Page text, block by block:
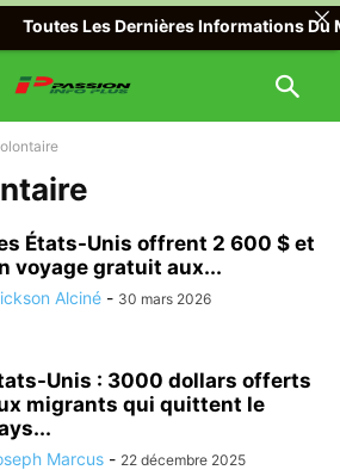
États-Unis offrent 2 600 $ et
voyage gratuit aux...
Alciné - 30 mars 2026
Unis : 3000 dollars offerts
migrants qui quittent le
Marcus - 22 décembre 2025
Toutes Les Dernières Informations Du